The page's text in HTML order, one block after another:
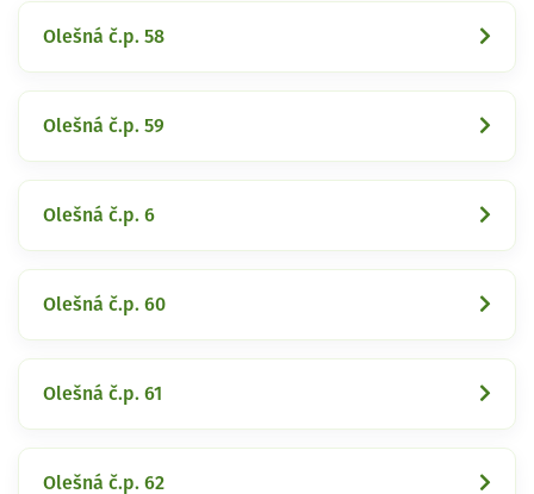
Olešná č.p. 58
Olešná č.p. 59
Olešná č.p. 6
Olešná č.p. 60
Olešná č.p. 61
Olešná č.p. 62